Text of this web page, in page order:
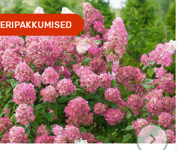
ERIPAKKUMISED